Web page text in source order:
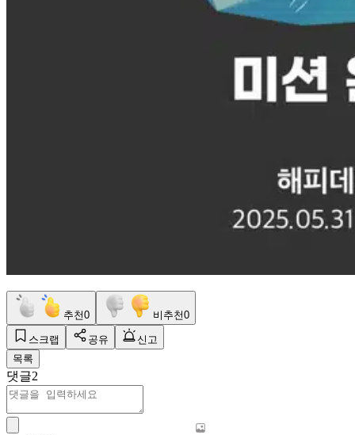
추천0 비추천0
스크랩 공유
신고
목록
댓글2